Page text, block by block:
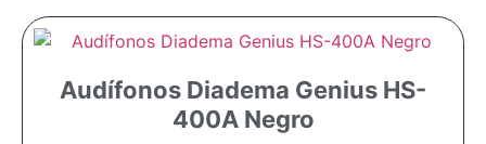
Audífonos Diadema Genius HS-
400A Negro